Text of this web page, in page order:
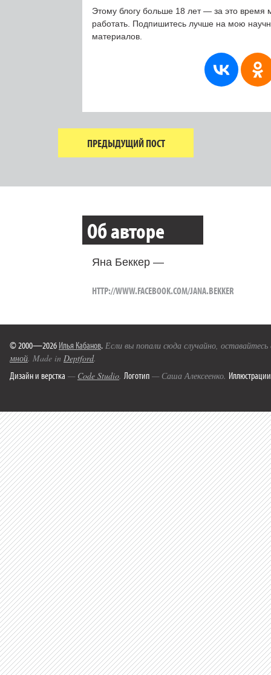
Этому блогу больше 18 лет — за это время
работать. Подпишитесь лучше на мою
материалов.
ПРЕДЫДУЩИЙ ПОСТ
Об авторе
Яна Беккер —
HTTP://WWW.FACEBOOK.COM/JANA.BEKKER
© 2000—2026 Илья Кабанов. Если вы попали сюда случайно,
мной. Made in Deptford.
Дизайн и верстка — Code Studio. Логотип — Саша Алексеенко. Иллюстрации